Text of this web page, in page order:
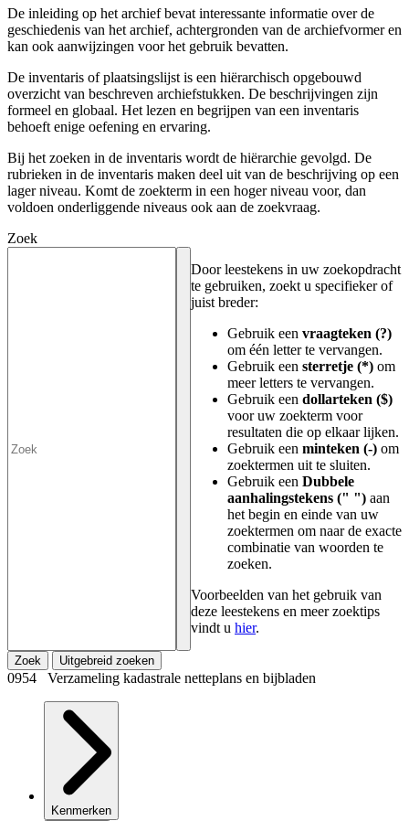
De inleiding op het archief bevat interessante informatie over de
geschiedenis van het archief, achtergronden van de archiefvormer en
kan ook aanwijzingen voor het gebruik bevatten.
De inventaris of plaatsingslijst is een hiërarchisch opgebouwd
overzicht van beschreven archiefstukken. De beschrijvingen zijn
formeel en globaal. Het lezen en begrijpen van een inventaris
behoeft enige oefening en ervaring.
Bij het zoeken in de inventaris wordt de hiërarchie gevolgd. De
rubrieken in de inventaris maken deel uit van de beschrijving op een
lager niveau. Komt de zoekterm in een hoger niveau voor, dan
voldoen onderliggende niveaus ook aan de zoekvraag.
Zoek
Door leestekens in uw zoekopdracht
te gebruiken, zoekt u specifieker of
juist breder:
Gebruik een vraagteken (?)
om één letter te vervangen.
Gebruik een sterretje (*) om
meer letters te vervangen.
Gebruik een dollarteken ($)
voor uw zoekterm voor
resultaten die op elkaar lijken.
Gebruik een minteken (-) om
zoektermen uit te sluiten.
Gebruik een Dubbele
aanhalingstekens (" ") aan
het begin en einde van uw
zoektermen om naar de exacte
combinatie van woorden te
zoeken.
Voorbeelden van het gebruik van
deze leestekens en meer zoektips
vindt u hier.
Zoek Uitgebreid zoeken
0954 Verzameling kadastrale netteplans en bijbladen
Kenmerken